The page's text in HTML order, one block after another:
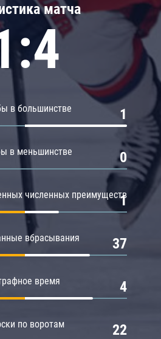
матча
в большинстве 1
в меньшинстве 0
численных преимуществ
1
вбрасывания 37
время 4
по воротам 22